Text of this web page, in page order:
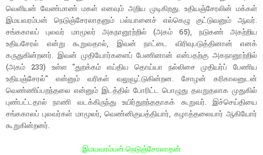
வெளியன் வேண்மாண் மகள் எனவும் அறிய முடிகிறது. உதியஞ்சேரலின் மக்கள்
இமயவரம்பன் நெடுஞ்சேரலாதனும் பல்யானைச் எல்கெழு குட்டுவனும் ஆவர்.
சங்ககாலப் புலவர் மாமூலர் அகநானூற்றில் (அகம் 65), நடுகண் அகற்றிய
உதியசேரல் என்று கூறுவதால், இவன் நாட்டை விரிவுபடுத்தினான் எனக்
கருதுகின்றனர். இவன் முதியோர்களைப் பேணினான் என்பதற்கு அகநானூற்றில்
(அகம் 233) உள்ள "துறக்கம் எய்திய தொய்யா நல்லிசை முதியர்ப் பேணிய
உதியஞ்சேரல்" என்னும் வரிகள் வலுவூட்டுகின்றன. சோழன் கரிகாலனுடன்
வெண்ணிப்பறந்தலை என்னும் இடத்தில் போரிட்ட பொழுது தவறுதலாக முதுகில்
புண்பட்டதால் நாணி வடக்கிருந்து உயிர்துறந்ததாகக் கூறுவர். இச்செய்தியை
சங்ககாலப் புலவர்கள் மாமூலர், வெண்னிகுயத்தியார், கழாத்தலையார் ஆகியோர்
கூறுகின்றனர்.
இமயவரம்பன் நெடுஞ்சேரலாதன்